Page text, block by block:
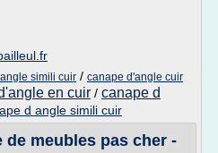
simili cuir / canape d'angle cuir
en cuir / canape d
d angle simili cuir
de meubles pas cher -